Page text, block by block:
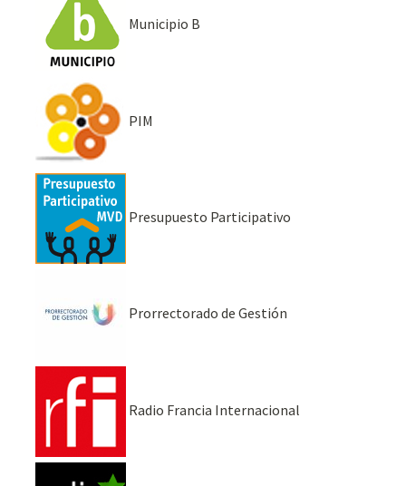
Municipio B
PIM
Presupuesto Participativo
Prorrectorado de Gestión
Radio Francia Internacional